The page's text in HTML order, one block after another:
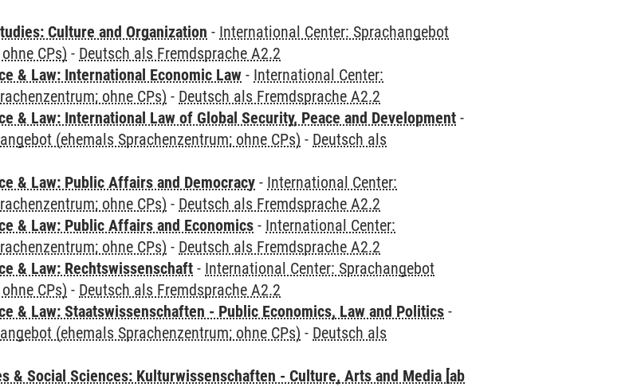
Culture and Organization - International Center: Sprachangebot
CPs) - Deutsch als Fremdsprache A2.2
& Law: International Economic Law - International Center:
ohne CPs) - Deutsch als Fremdsprache A2.2
& Law: International Law of Global Security, Peace and Development -
(ehemals Sprachenzentrum; ohne CPs) - Deutsch als
& Law: Public Affairs and Democracy - International Center:
ohne CPs) - Deutsch als Fremdsprache A2.2
& Law: Public Affairs and Economics - International Center:
ohne CPs) - Deutsch als Fremdsprache A2.2
& Law: Rechtswissenschaft - International Center: Sprachangebot
CPs) - Deutsch als Fremdsprache A2.2
& Law: Staatswissenschaften - Public Economics, Law and Politics -
(ehemals Sprachenzentrum; ohne CPs) - Deutsch als
& Social Sciences: Kulturwissenschaften - Culture, Arts and Media [ab